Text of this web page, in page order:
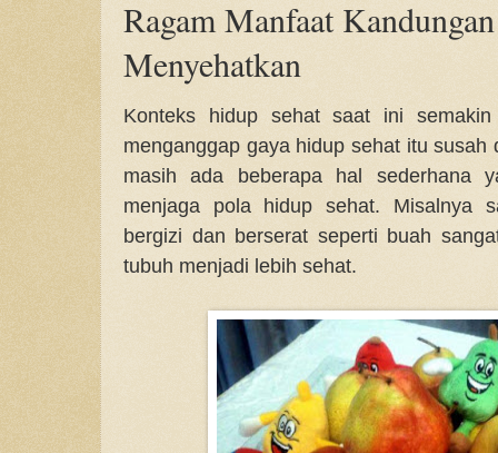
Ragam Manfaat
Menyehatkan
Konteks hidup sehat saat ini
menganggap gaya hidup sehat itu
masih ada beberapa hal sederhana
menjaga pola hidup sehat. Misalnya
bergizi dan berserat seperti buah
tubuh menjadi lebih sehat.